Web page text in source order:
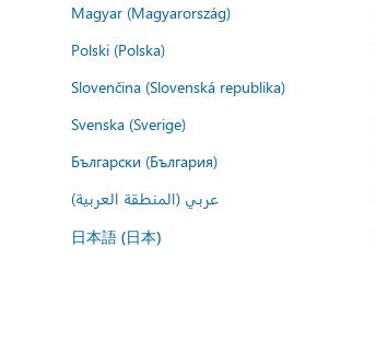
Magyar (Magyarország)
Polski (Polska)
Slovenčina (Slovenská republika)
Svenska (Sverige)
Български (България)
عربي (المنطقة العربية)
日本語 (日本)